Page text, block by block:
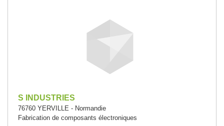
S INDUSTRIES
76760 YERVILLE - Normandie
Fabrication de composants électroniques